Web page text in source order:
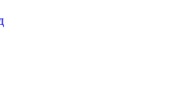
выдачи Copy.ru
или курьером